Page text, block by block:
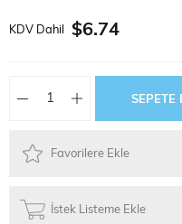
KDV Dahil $6.74
Favorilere Ekle
İstek Listeme Ekle